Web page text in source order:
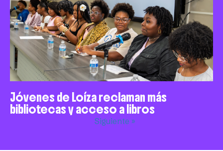
Jóvenes de Loíza reclaman más
bibliotecas y acceso a libros
Siguiente »